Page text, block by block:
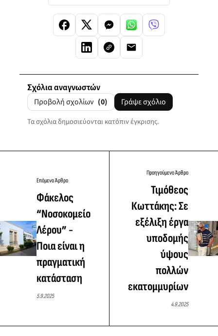
Σχόλια αναγνωστών
Προβολή σχολίων (0) Γράψε σχόλιο
Τα σχόλια δημοσιεύονται κατόπιν έγκρισης.
Επόμενο Άρθρο
Φάκελος
“Νοσοκομείο
Λέρου” -
Ποια είναι η
πραγματική
κατάσταση
5.9.2025
Προηγούμενο Άρθρο
Τιμόθεος
Κωττάκης: Σε
εξέλιξη έργα
υποδομής
ύψους
πολλών
εκατομμυρίων
4.9.2025